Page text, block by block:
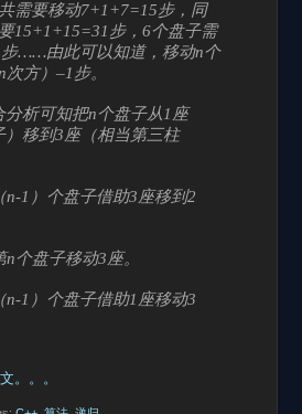
需要移动7+1+7=15步，同
15+1+15=31步，6个盘子需
……由此可以知道，移动n个
方）–1步。
分析可知把n个盘子从1座
）移到3座（相当第三柱
n-1）个盘子借助3座移到2
n个盘子移动3座。
n-1）个盘子借助1座移动3
。。。